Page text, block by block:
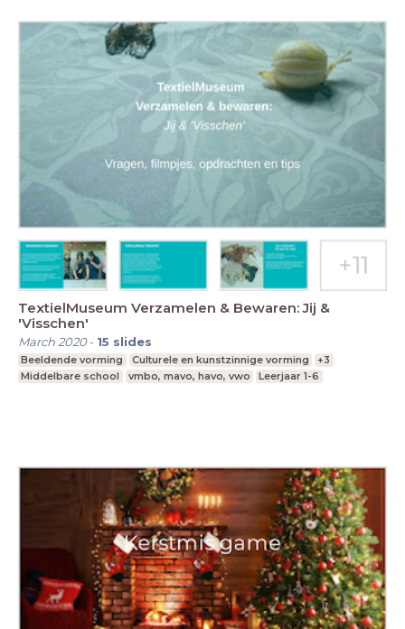
TextielMuseum Verzamelen & Bewaren: Jij &
'Visschen'
March 2020- 15 slides
Beeldende vorming Culturele en kunstzinnige vorming
+3
Middelbare school
vmbo, mavo, havo, vwo Leerjaar 1-6